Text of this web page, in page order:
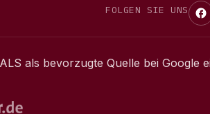
FOLGEN SIE UNS
als bevorzugte Quelle bei Google